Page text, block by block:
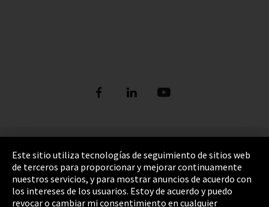
Pie de imprenta
Política de privacidad
Cookie Settings
Este sitio utiliza tecnologías de seguimiento de sitios web
de terceros para proporcionar y mejorar continuamente
nuestros servicios, y para mostrar anuncios de acuerdo con
los intereses de los usuarios. Estoy de acuerdo y puedo
revocar o cambiar mi consentimiento en cualquier